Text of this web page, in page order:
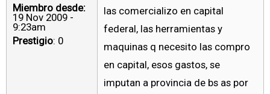
Miembro desde:
19 Nov 2009 -
9:23am
Prestigio: 0
las comercializo en capital
federal, las herramientas y
maquinas q necesito las compro
en capital, esos gastos, se
imputan a provincia de bs as por